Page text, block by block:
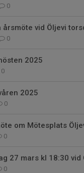
0
årsmöte vid Öljevi
0
2025
0
2025
0
om Mötesplats
0
27 mars kl 18:30 vid
0